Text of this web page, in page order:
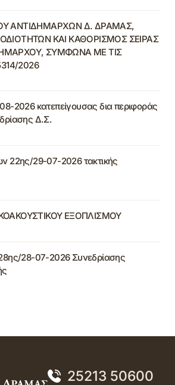
ΑΝΤΙΔΗΜΑΡΧΩΝ Δ. ΔΡΑΜΑΣ,
ΚΑΙ ΚΑΘΟΡΙΣΜΟΣ ΣΕΙΡΑΣ
ΣΥΜΦΩΝΑ ΜΕ ΤΙΣ
2026
2026 κατεπείγουσας δια περιφοράς
Δ.Σ.
22ης/29-07-2026 τακτικής
ΕΞΟΠΛΙΣΜΟΥ
28-07-2026 Συνεδρίασης
25213 50600